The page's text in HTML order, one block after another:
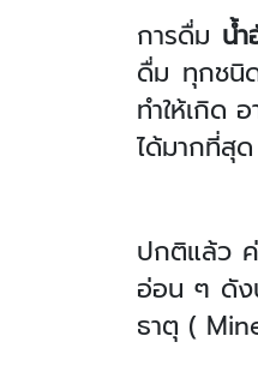
การดื่ม น้
ดื่ม ทุกชนิ
ทำให้เกิด
ได้มากที่สุด
ปกติแล้ว
อ่อน ๆ ดัง
ธาตุ (